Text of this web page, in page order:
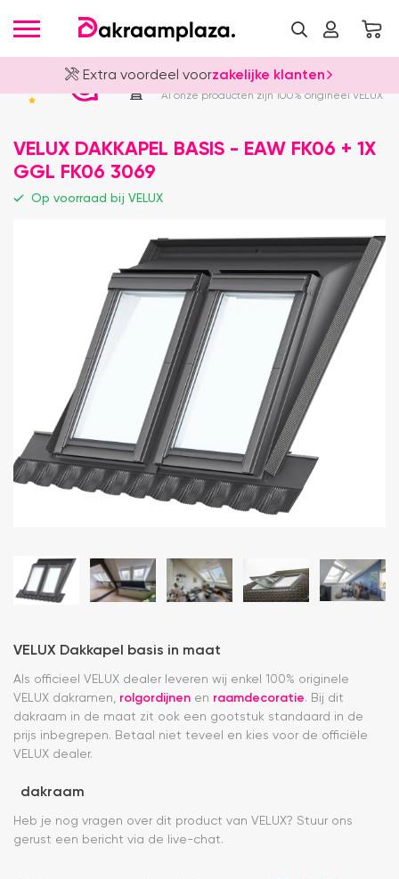
Extra voordeel voorzakelijke klanten
Officieel VELUX Dealer
Al onze producten zijn 100% origineel VELUX
VELUX DAKKAPEL BASIS - EAW FK06 + 1X
GGL FK06 3069
Op voorraad bij VELUX
VELUX Dakkapel basis in maat
Als officieel VELUX dealer leveren wij enkel 100% originele
VELUX dakramen, rolgordijnen en raamdecoratie. Bij dit
dakraam in de maat zit ook een gootstuk standaard in de
prijs inbegrepen. Betaal niet teveel en kies voor de officiële
VELUX dealer.
dakraam
Heb je nog vragen over dit product van VELUX? Stuur ons
gerust een bericht via de live-chat.